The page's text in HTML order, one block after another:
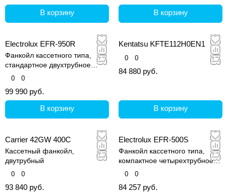
В корзину В корзину
Electrolux EFR-950R
Фанкойл кассетного типа,
стандартное двухтрубное
исполнение, серия
0 0
99 990 руб.
В корзину
Kentatsu KFTE112H0EN1
0 0
84 880 руб.
В корзину
Carrier 42GW 400C
Кассетный фанкойл,
двутрубный
0 0
93 840 руб.
Electrolux EFR-500S
Фанкойл кассетного типа,
компактное четырехтрубное
исполнение, серия
0 0
84 257 руб.